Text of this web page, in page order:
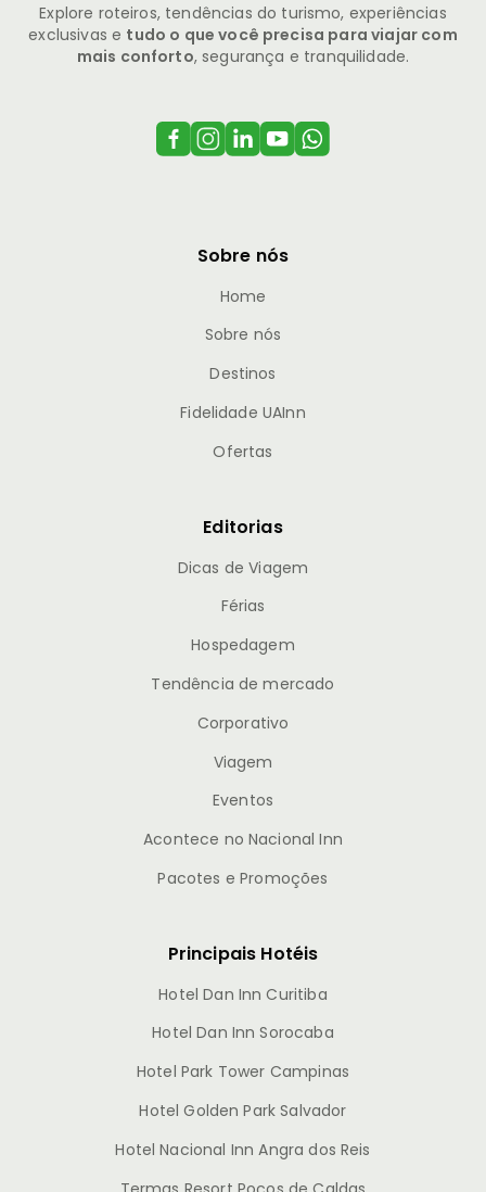
Explore roteiros, tendências do turismo, experiências
exclusivas e tudo o que você precisa para viajar com
mais conforto, segurança e tranquilidade.
Sobre nós
Home
Sobre nós
Destinos
Fidelidade UAInn
Ofertas
Editorias
Dicas de Viagem
Férias
Hospedagem
Tendência de mercado
Corporativo
Viagem
Eventos
Acontece no Nacional Inn
Pacotes e Promoções
Principais Hotéis
Hotel Dan Inn Curitiba
Hotel Dan Inn Sorocaba
Hotel Park Tower Campinas
Hotel Golden Park Salvador
Hotel Nacional Inn Angra dos Reis